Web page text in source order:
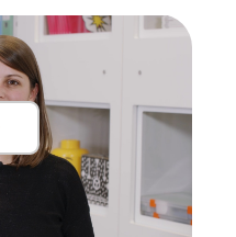
mibew_locale, mibew-
nutzen zu können.